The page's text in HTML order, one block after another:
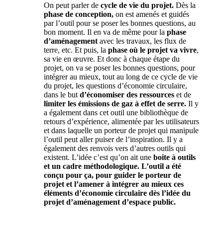
On peut parler de cycle de vie du projet. Dès la
phase de conception, on est amenés et guidés
par l’outil pour se poser les bonnes questions, au
bon moment. Il en va de même pour la phase
d’aménagement avec les travaux, les flux de
terre, etc. Et puis, la phase où le projet va vivre,
sa vie en œuvre. Et donc à chaque étape du
projet, on va se poser les bonnes questions, pour
intégrer au mieux, tout au long de ce cycle de vie
du projet, les questions d’économie circulaire,
dans le but d’économiser des ressources et de
limiter les émissions de gaz à effet de serre. Il y
a également dans cet outil une bibliothèque de
retours d’expérience, alimentée par les utilisateurs
et dans laquelle un porteur de projet qui manipule
l’outil peut aller puiser de l’inspiration. Il y a
également des renvois vers d’autres outils qui
existent. L’idée c’est qu’on ait une boite à outils
et un cadre méthodologique. L’outil a été
conçu pour ça, pour guider le porteur de
projet et l’amener à intégrer au mieux ces
éléments d’économie circulaire dès l’idée du
projet d’aménagement d’espace public.